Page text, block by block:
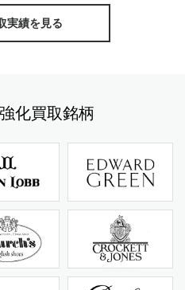
実績を見る
化買取銘柄